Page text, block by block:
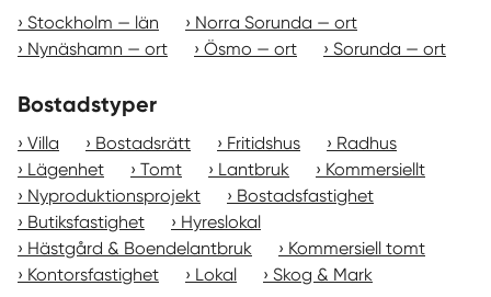
Stockholm — län
Norra Sorunda — ort
Nynäshamn — ort
Ösmo — ort Sorunda — ort
Bostadstyper
Villa Bostadsrätt Fritidshus
Radhus
Lägenhet
Tomt Lantbruk
Kommersiellt
Nyproduktionsprojekt
Bostadsfastighet
Butiksfastighet
Hyreslokal
Hästgård & Boendelantbruk
Kommersiell tomt
Kontorsfastighet
Lokal Skog & Mark